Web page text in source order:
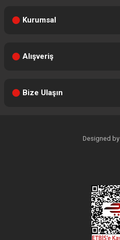
Kurumsal
Alışveriş
Bize Ulaşın
Designed by